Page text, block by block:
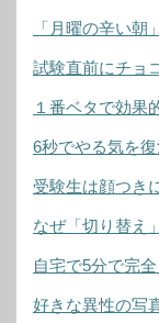
「月曜の辛い
試験直前にチョ
１番ベタで効果
6秒でやる気を
受験生は顔つき
なぜ「切り替え
自宅で5分で完
好きな異性の写